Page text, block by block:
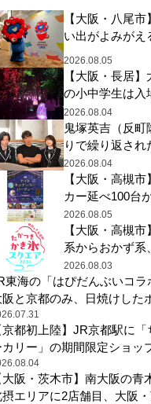
【大阪・八尾
い出がよみがえ
クミャク登場
グ木材展示も
2026.08.05
【大阪・長居
の小中学生は入
チームラボが「
由研究の課題に
ニカルガーデン
待
2026.08.04
鬼塚英吉（反町
りで繰り返され
ラマ『GTO』第
た演出の巧みさ
2026.08.04
【大阪・高槻
カー延べ100台
公園に集結、夏
する4日間のグ
ト
2026.08.05
【大阪・高槻
系からおかず系
然氷まで人気店
槻阪急スクエア
氷」祭り
2026.08.03
東海の「はぴだんぶいコラ
阪と京都のみ、日焼けした
サンリオキャラが描かれた
が登場
京都初上陸】JR京都駅に
カリー」の期間限定ショッ
“おたべ”との限定コラボも
大阪・茨木市】南大阪の青
摂エリアに2店舗目、大阪